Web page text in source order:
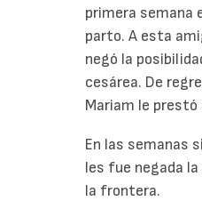
primera semana
parto. A esta
negó la
cesárea. De
Mariam le prestó
En las semanas
les fue negada
la frontera.